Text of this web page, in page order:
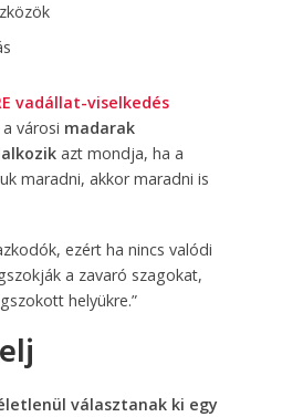
vadállat-viselkedés
városi madarak
azt mondja, ha a
maradni, akkor maradni is
ezért ha nincs valódi
a zavaró szagokat,
helyükre.”
választanak ki egy